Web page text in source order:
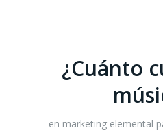
¿Cuánto
en marketing elemental